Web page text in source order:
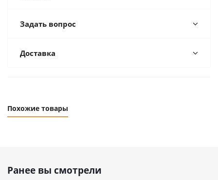
Задать вопрос
Доставка
Похожие товары
Ранее вы смотрели